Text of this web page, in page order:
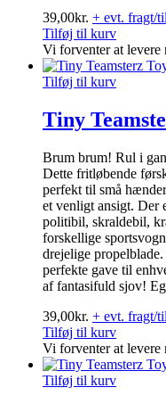
39,00kr. + evt. fragt/
Tilføj til kurv
Vi forventer at levere
Tilføj til kurv
Tiny
Brum brum! Rul i
Dette fritløbende
perfekt til små
et venligt ansigt. Der
politibil, skraldebil,
forskellige
drejelige
perfekte gave til
af fantasifuld sjov!
39,00kr. + evt. fragt/
Tilføj til kurv
Vi forventer at levere
Tilføj til kurv